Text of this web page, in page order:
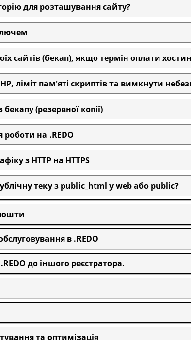
для розташування сайту?
сайтів (бекап), якщо термін оплати
ліміт пам'яті скриптів та вимкнути
(резервної копії)
на .REDO
з HTTP на HTTPS
теку з public_html у web або public?
в .REDO
до іншого реєстратора.
та оптимізація